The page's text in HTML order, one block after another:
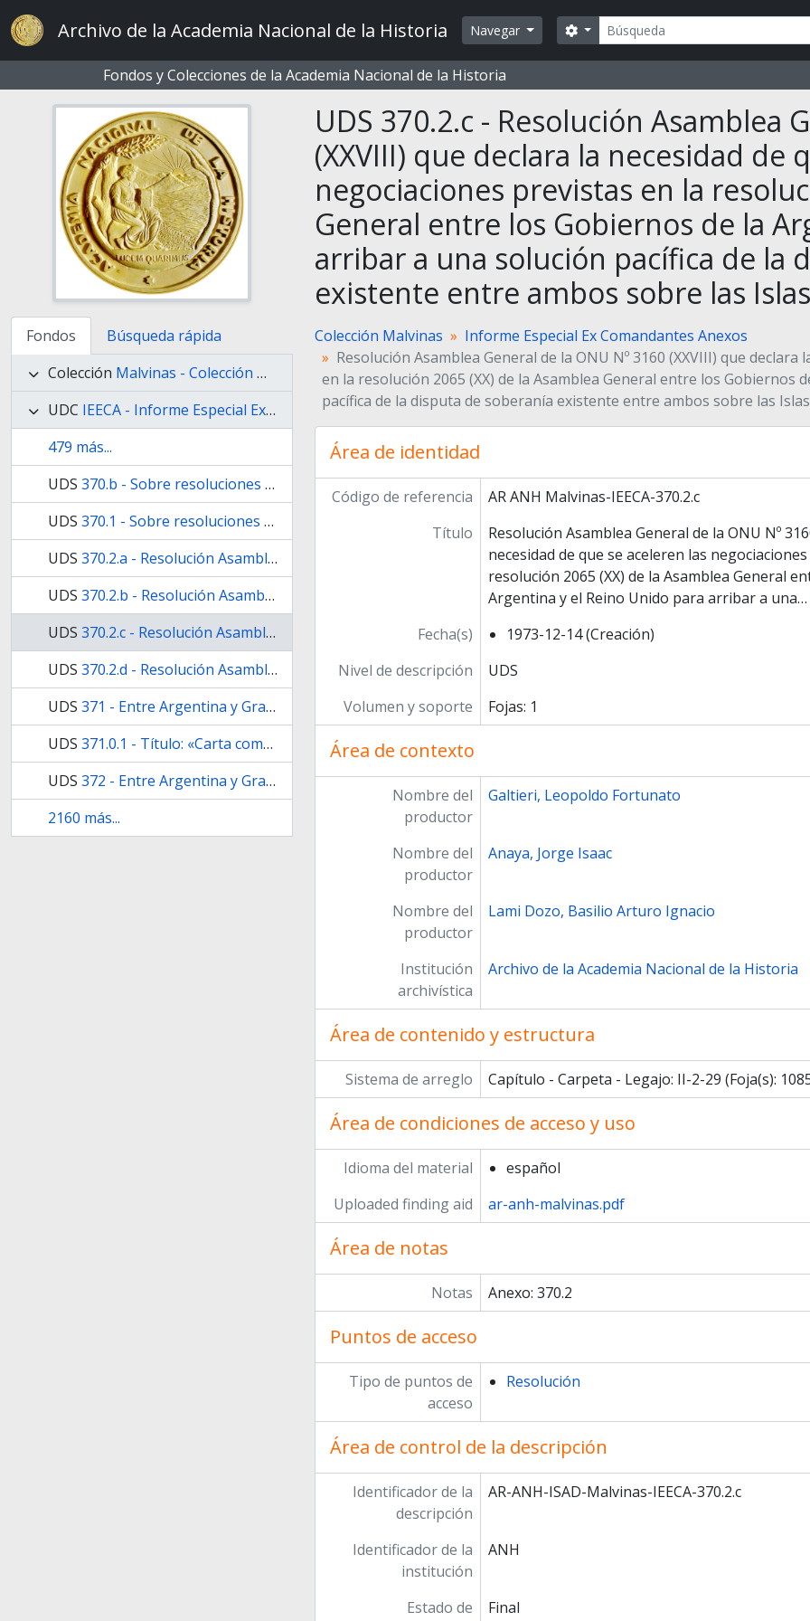
Skip to main content
Archivo de la Academia Nacional de la Historia Navegar Búsqueda
Search options
Fondos y Colecciones de la Academia Nacional de la Historia
Fondos
Búsqueda rápida
Colección Malvinas - Colección Malvinas
UDC IEECA - Informe Especial Ex Comandantes Anexos
479 más...
UDS 370.b - Sobre resoluciones de la ONU. [Versión en inglés]. Ayuda memoria.
UDS 370.1 - Sobre resoluciones de la ONU. Ayuda memoria.
UDS 370.2.a - Resolución Asamblea General de la ONU Nº 2065 (XV) que proclama la necesidad de poner fin rápida e incondicionalmente al colonialismo en todas sus formas y manifestaciones y declara que todos los pueblos tienen el derecho a la libre determinación.
UDS 370.2.b - Resolución Asamblea General de la ONU Nº 1514 (XX) que reconoce la existencia de una disputa de soberanía entre el Reino Unido y la Argentina en torno a las Islas Malvinas y establece que el caso se encuadra en una situación colonial que debe ser resuelta.
UDS 370.2.c - Resolución Asamblea General de la ONU Nº 3160 (XXVIII) que declara la necesidad de que se aceleren las negociaciones previstas en la resolución 2065 (XX) de la Asamblea General entre los Gobiernos de la Argentina y el Reino Unido para arribar a una solución pacífica de la disputa de soberanía existente entre ambos sobre las Islas Malvinas (Falkland)
UDS 370.2.d - Resolución Asamblea General de la ONU Nº 3160 (XXVIII) que Insta a las dos partes a que se abstengan de adoptar decisiones que entrañen la introducción de modificaciones unilaterales en la situación mientras las Islas están atravesando por el proceso recomendado en las resoluciones 2065 (XV), 1514 (XX) y 3160 (XXVIII).
UDS 371 - Entre Argentina y Gran Bretaña. Redactado por Argentina.
UDS 371.0.1 - Título: «Carta complementaria para la implementación del retorno [o retiro] de fuerzas militares».
UDS 372 - Entre Argentina y Gran Bretaña. Redactado por Argentina. (1º proyecto)
2160 más...
UDS 370.2.c - Resolución Asamblea
(XXVIII) que declara la necesidad de
negociaciones previstas en la
General entre los Gobiernos de la
arribar a una solución pacífica de la
existente entre ambos sobre las
Colección Malvinas
Informe Especial Ex Comandantes Anexos
Resolución Asamblea General de la ONU Nº 3160 (XXVIII) que
en la resolución 2065 (XX) de la Asamblea General entre los
pacífica de la disputa de soberanía existente entre ambos sobre las
Área de identidad
Código de referencia
AR ANH Malvinas-IEECA-370.2.c
Título
Resolución Asamblea General de la ONU Nº
necesidad de que se aceleren las
resolución 2065 (XX) de la Asamblea General
Argentina y el Reino Unido para arribar a una…
Fecha(s)
1973-12-14 (Creación)
Nivel de descripción
UDS
Volumen y soporte
Fojas: 1
Área de contexto
Nombre del
productor
Galtieri, Leopoldo Fortunato
Nombre del
productor
Anaya, Jorge Isaac
Nombre del
productor
Lami Dozo, Basilio Arturo Ignacio
Institución
archivística
Archivo de la Academia Nacional de la Historia
Área de contenido y estructura
Sistema de arreglo Capítulo - Carpeta - Legajo: II-2-29 (Foja(s):
Área de condiciones de acceso y uso
Idioma del material
español
Uploaded finding aid
ar-anh-malvinas.pdf
Área de notas
Notas Anexo: 370.2
Puntos de acceso
Tipo de puntos de
acceso
Resolución
Área de control de la descripción
Identificador de la
descripción
AR-ANH-ISAD-Malvinas-IEECA-370.2.c
Identificador de la
institución
ANH
Estado de
Final